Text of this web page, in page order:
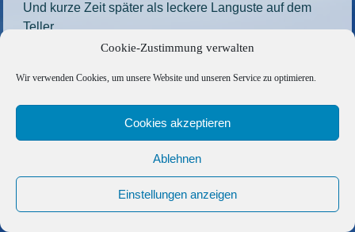
Cookie-Zustimmung verwalten
Wir verwenden Cookies, um unsere Website und unseren Service zu optimieren.
Cookies akzeptieren
Ablehnen
Einstellungen anzeigen
Und kurze Zeit später als leckere Languste auf dem
Teller
Die gesamte Größe beträgt 1200 × 900
25» «
Copyright © 2026 Barfuss Segelreisen GmbH
Datenschutz
AGB|Befreundete Links